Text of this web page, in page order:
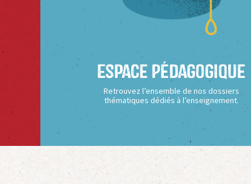
Espace Pédagogique
Retrouvez l’ensemble de nos dossiers
thématiques dédiés à l’enseignement.